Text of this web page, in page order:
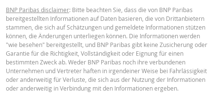
BNP Paribas disclaimer: Bitte beachten Sie, dass die von BNP Paribas
bereitgestellten Informationen auf Daten basieren, die von Drittanbietern
stammen, die sich auf Schätzungen und gemeldete Informationen stützen
können, die Änderungen unterliegen können. Die Informationen werden
"wie besehen" bereitgestellt, und BNP Paribas gibt keine Zusicherung oder
Garantie für die Richtigkeit, Vollständigkeit oder Eignung für einen
bestimmten Zweck ab. Weder BNP Paribas noch ihre verbundenen
Unternehmen und Vertreter haften in irgendeiner Weise bei Fahrlässigkeit
oder anderweitig für Verluste, die sich aus der Nutzung der Informationen
oder anderweitig in Verbindung mit den Informationen ergeben.